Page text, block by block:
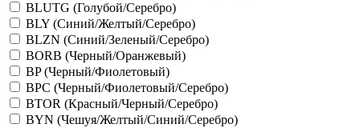
BLUTG (Голубой/Серебро)
BLY (Синий/Желтый/Серебро)
BLZN (Синий/Зеленый/Серебро)
BORB (Черный/Оранжевый)
BP (Черный/Фиолетовый)
BPC (Черный/Фиолетовый/Серебро)
BTOR (Красный/Черный/Серебро)
BYN (Чешуя/Желтый/Синий/Серебро)